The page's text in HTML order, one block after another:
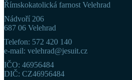
Římskokatolická farnost Velehrad
Nádvoří 206
687 06 Velehrad
Telefon: 572 420 140
e-mail: velehrad@jesuit.cz
IČO: 46956484
DIČ: CZ46956484